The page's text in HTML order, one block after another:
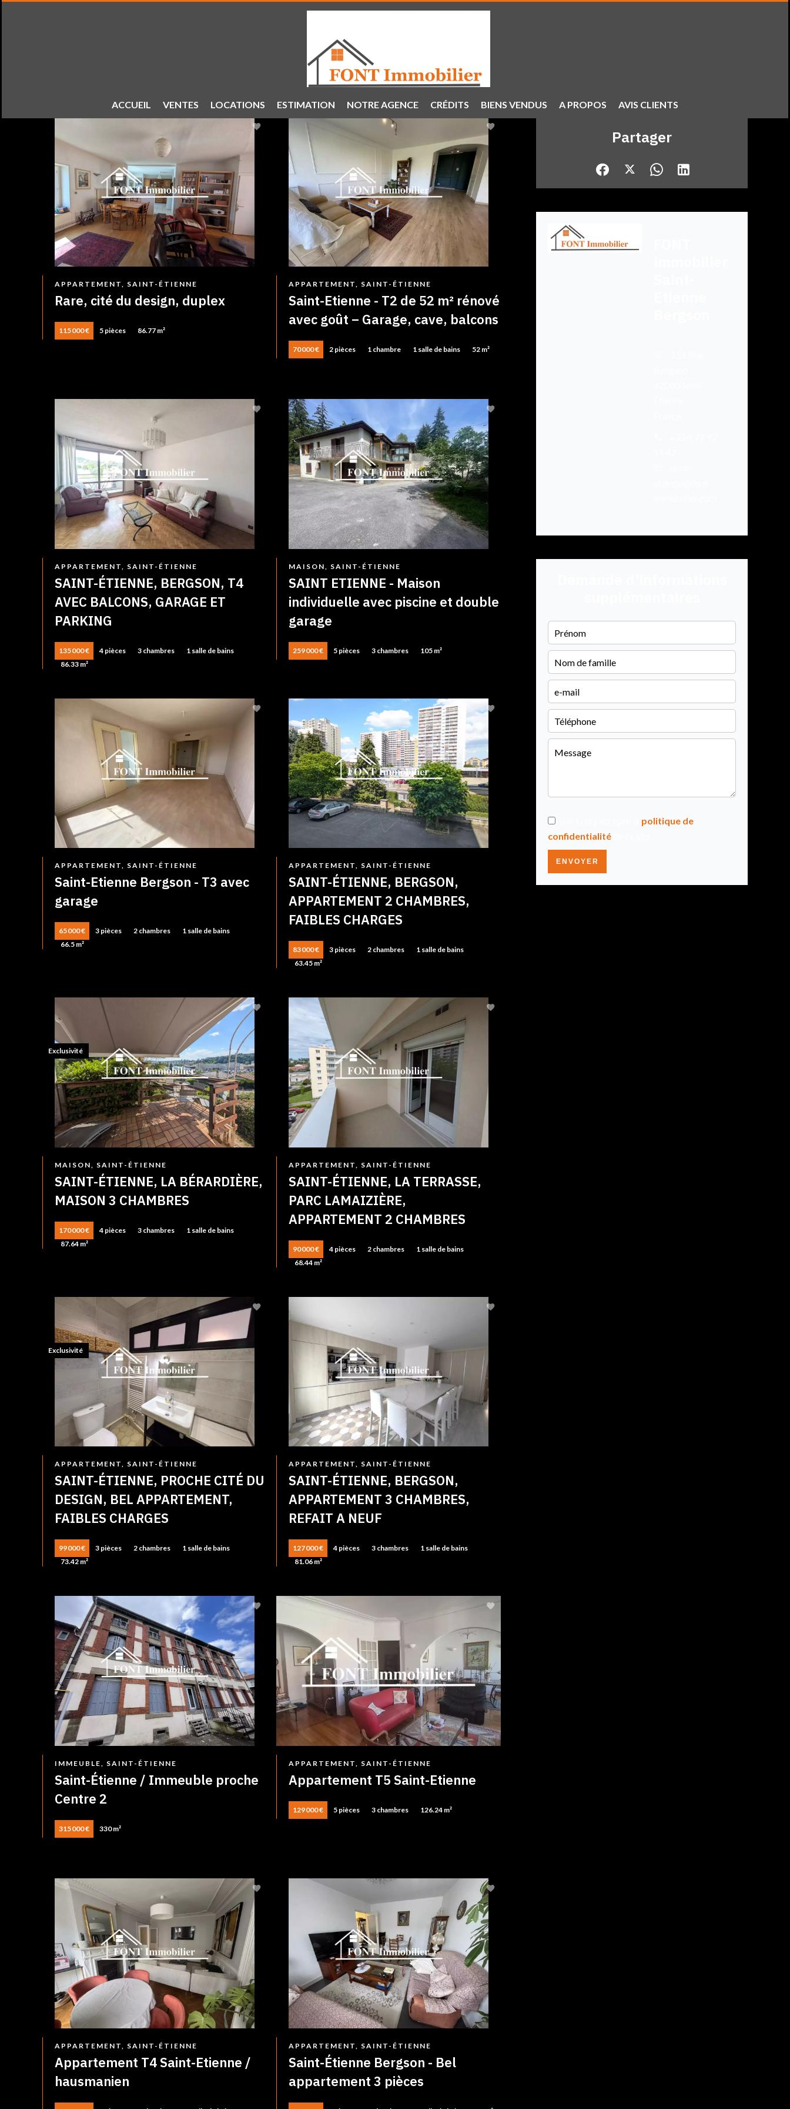
ACCUEIL VENTES LOCATIONS ESTIMATION NOTRE AGENCE CRÉDITS BIENS VENDUS A PROPOS AVIS CLIENTS
APPARTEMENT, SAINT-ÉTIENNE
Rare, cité du design, duplex
115 000 € 5 pièces 86.77 m²
APPARTEMENT, SAINT-ÉTIENNE
Saint-Etienne - T2 de 52 m² rénové
avec goût – Garage, cave, balcons
70 000 € 2 pièces 1 chambre 1 salle de bains 52 m²
APPARTEMENT, SAINT-ÉTIENNE
SAINT-ÉTIENNE, BERGSON, T4
AVEC BALCONS, GARAGE ET
PARKING
135 000 € 4 pièces 3 chambres
1 salle de bains
86.33 m²
MAISON, SAINT-ÉTIENNE
SAINT ETIENNE - Maison
individuelle avec piscine et double
garage
259 000 € 5 pièces 3 chambres 105 m²
APPARTEMENT, SAINT-ÉTIENNE
Saint-Etienne Bergson - T3 avec
garage
65 000 € 3 pièces 2 chambres
1 salle de bains
66.5 m²
APPARTEMENT, SAINT-ÉTIENNE
SAINT-ÉTIENNE, BERGSON,
APPARTEMENT 2 CHAMBRES,
FAIBLES CHARGES
83 000 € 3 pièces 2 chambres
1 salle de bains
63.45 m²
MAISON, SAINT-ÉTIENNE
SAINT-ÉTIENNE, LA BÉRARDIÈRE,
MAISON 3 CHAMBRES
170 000 € 4 pièces 3 chambres
1 salle de bains
87.64 m²
Exclusivité
APPARTEMENT, SAINT-ÉTIENNE
SAINT-ÉTIENNE, LA TERRASSE,
PARC LAMAIZIÈRE,
APPARTEMENT 2 CHAMBRES
90 000 € 4 pièces 2 chambres
1 salle de bains
68.44 m²
APPARTEMENT, SAINT-ÉTIENNE
SAINT-ÉTIENNE, PROCHE CITÉ DU
DESIGN, BEL APPARTEMENT,
FAIBLES CHARGES
99 000 € 3 pièces 2 chambres
1 salle de bains
73.42 m²
Exclusivité
APPARTEMENT, SAINT-ÉTIENNE
SAINT-ÉTIENNE, BERGSON,
APPARTEMENT 3 CHAMBRES,
REFAIT A NEUF
127 000 € 4 pièces 3 chambres
1 salle de bains
81.06 m²
IMMEUBLE, SAINT-ÉTIENNE
Saint-Étienne / Immeuble proche
Centre 2
315 000 € 330 m²
APPARTEMENT, SAINT-ÉTIENNE
Appartement T5 Saint-Etienne
129 000 € 5 pièces 3 chambres 126.24 m²
APPARTEMENT, SAINT-ÉTIENNE
Appartement T4 Saint-Etienne /
hausmanien
APPARTEMENT, SAINT-ÉTIENNE
Saint-Étienne Bergson - Bel
appartement 3 pièces
Partager
politique de
confidentialité
ENVOYER